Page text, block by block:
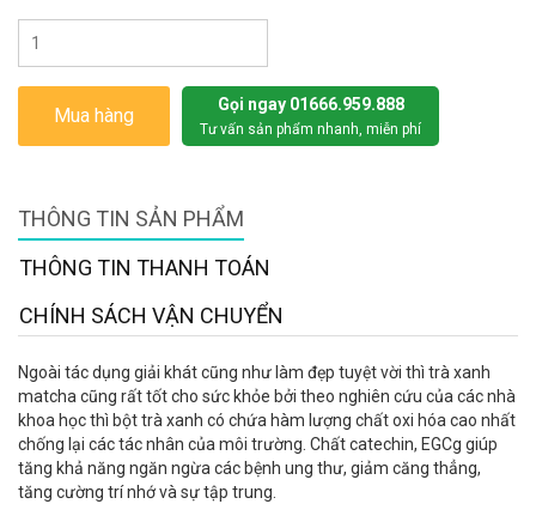
Mua hàng Gọi ngay 01666.959.888
Tư vấn sản phẩm nhanh, miễn phí
THÔNG TIN SẢN PHẨM
THÔNG TIN THANH TOÁN
CHÍNH SÁCH VẬN CHUYỂN
Ngoài tác dụng giải khát cũng như làm đẹp tuyệt vời thì trà xanh
matcha cũng rất tốt cho sức khỏe bởi theo nghiên cứu của các nhà
khoa học thì bột trà xanh có chứa hàm lượng chất oxi hóa cao nhất
chống lại các tác nhân của môi trường. Chất catechin, EGCg giúp
tăng khả năng ngăn ngừa các bệnh ung thư, giảm căng thẳng,
tăng cường trí nhớ và sự tập trung.